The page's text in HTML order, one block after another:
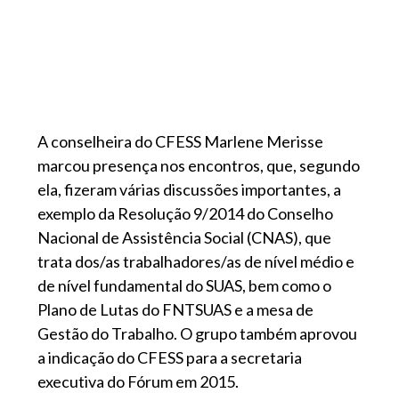
A conselheira do CFESS Marlene Merisse
marcou presença nos encontros, que, segundo
ela, fizeram várias discussões importantes, a
exemplo da Resolução 9/2014 do Conselho
Nacional de Assistência Social (CNAS), que
trata dos/as trabalhadores/as de nível médio e
de nível fundamental do SUAS, bem como o
Plano de Lutas do FNTSUAS e a mesa de
Gestão do Trabalho. O grupo também aprovou
a indicação do CFESS para a secretaria
executiva do Fórum em 2015.